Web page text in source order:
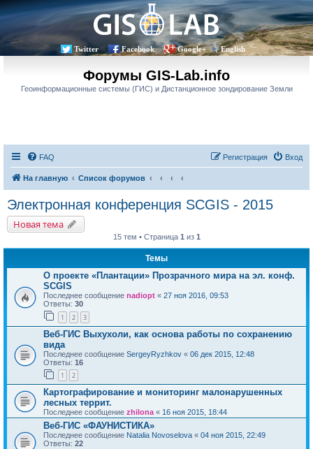
Twitter Facebook Google+ English
Форумы GIS-Lab.info
Геоинформационные системы (ГИС) и Дистанционное зондирование Земли
FAQ Вход
Регистрация
На главную Список форумов
Электронная конференция SCGIS - 2015
Новая тема
15 тем • Страница 1 из 1
Темы
О проекте «Плантации» Прозрачного мира на эл. конф.
SCGIS
Последнее сообщение nadiopt « 27 ноя 2016, 09:53
Ответы: 30
1 2 3
Веб-ГИС Выхухоли, как основа работы по сохранению
вида
Последнее сообщение SergeyRyzhkov « 06 дек 2015, 12:48
Ответы: 16
1 2
Картографирование и мониторинг малонарушенных
лесных террит.
Последнее сообщение zhilona « 16 ноя 2015, 18:44
Веб-ГИС «ФАУНИСТИКА»
Последнее сообщение Natalia Novoselova « 04 ноя 2015, 22:49
Ответы: 22